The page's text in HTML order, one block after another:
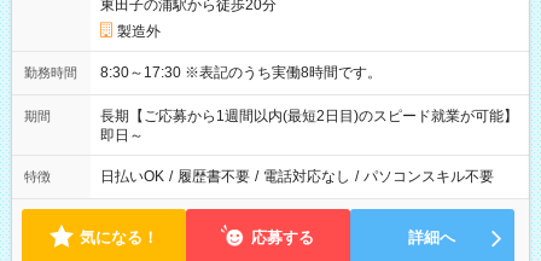
東田子の浦駅から徒歩20分
製造外
勤務時間 8:30～17:30 ※表記のうち実働8時間です。
期間
長期【ご応募から1週間以内(最短2日目)のスピード就業が可能】
即日～
特徴 日払いOK / 履歴書不要 / 電話対応なし / パソコンスキル不要
気になる！ 応募する 詳細へ